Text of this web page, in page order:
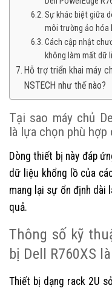
Sự khác biệt giữa
môi trường ảo hóa
Cách cập nhật
không làm mất dữ
Hỗ trợ triển khai máy
NSTECH như thế nào?
Tại sao máy chủ
là lựa chọn phù hợp
Dòng thiết bị này đáp
dữ liệu khổng lồ của
mang lại sự ổn định dài
quả.
Thông số kỹ
bị Dell R760XS
Thiết bị dạng rack 2U